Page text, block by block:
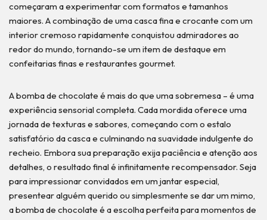
começaram a experimentar com formatos e tamanhos
maiores. A combinação de uma casca fina e crocante com um
interior cremoso rapidamente conquistou admiradores ao
redor do mundo, tornando-se um item de destaque em
confeitarias finas e restaurantes gourmet.
A bomba de chocolate é mais do que uma sobremesa – é uma
experiência sensorial completa. Cada mordida oferece uma
jornada de texturas e sabores, começando com o estalo
satisfatório da casca e culminando na suavidade indulgente do
recheio. Embora sua preparação exija paciência e atenção aos
detalhes, o resultado final é infinitamente recompensador. Seja
para impressionar convidados em um jantar especial,
presentear alguém querido ou simplesmente se dar um mimo,
a bomba de chocolate é a escolha perfeita para momentos de